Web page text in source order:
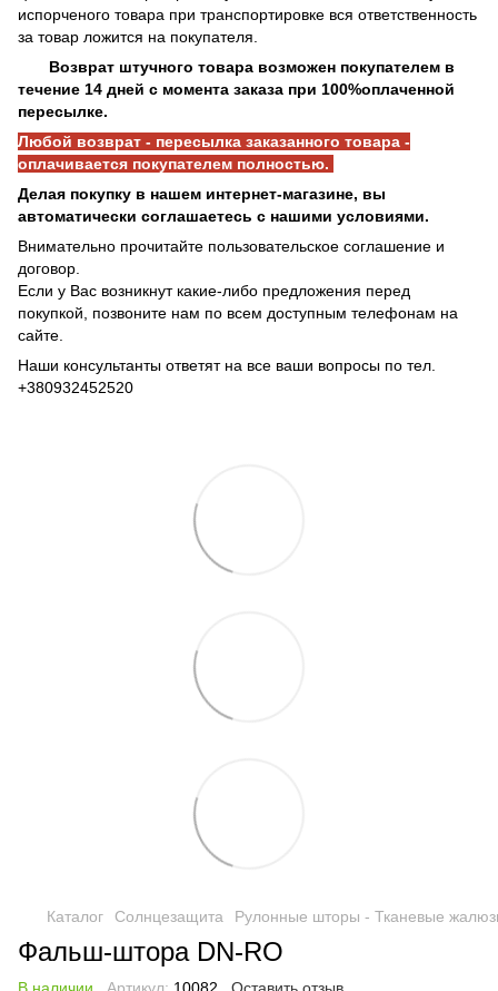
испорченого товара при транспортировке вся ответственность
за товар ложится на покупателя.
Возврат штучного товара возможен покупателем в
течение 14 дней с момента заказа при 100%оплаченной
пересылке.
Любой возврат - пересылка заказанного товара -
оплачивается покупателем полностью.
Делая покупку в нашем интернет-магазине, вы
автоматически соглашаетесь с нашими условиями.
Внимательно прочитайте пользовательское соглашение и
договор.
Если у Вас возникнут какие-либо предложения перед
покупкой, позвоните нам по всем доступным телефонам на
сайте.
Наши консультанты ответят на все ваши вопросы по тел.
+380932452520
Каталог Солнцезащита Рулонные шторы - Тканевые
Фальш-штора DN-RO